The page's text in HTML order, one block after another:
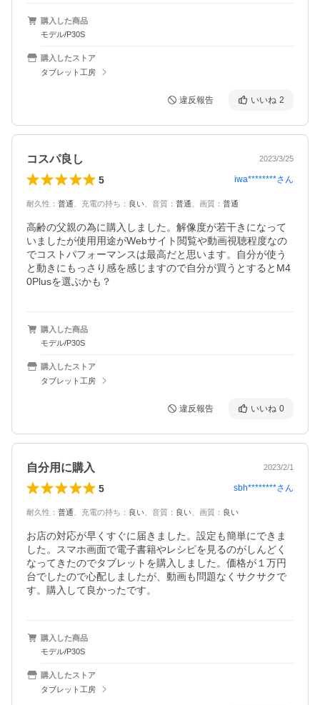
購入した商品
モデル/P30S
購入したストア
タブレット工房
違反報告 いいね 2
コスパ良し 2023/3/25
5 iwa********さん
耐久性 ： 普通 充電の持ち ： 良い 音質 ： 普通 画質 ： 普通
高齢の父親の為に購入しました。解像度が若干きになって
いましたが使用用途がWebサイト閲覧や動画視聴程度なの
でコストパフォーマンスは最高だと思います。自分が使う
と動きにもっさり感を感じますので自分が買うとするとM4
0Plusを選ぶかも？
購入した商品
モデル/P30S
購入したストア
タブレット工房
違反報告 いいね 0
自分用に購入 2023/2/1
5 sbh********さん
耐久性 ： 普通 充電の持ち ： 良い 音質 ： 良い 画質 ： 良い
お店の対応が早くすぐに届きました。設定も簡単にできま
した。スマホ画面で電子書籍やレシピを見るのがしんどく
なってきたのでタブレットを購入しました。価格が１万円
台でしたので心配しましたが、動画も問題なくサクサクで
す。購入して良かったです。
購入した商品
モデル/P30S
購入したストア
タブレット工房